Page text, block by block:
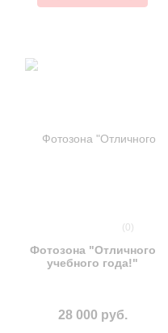
(0)
Фотозона "Отличного
учебного года!"
28 000 руб.